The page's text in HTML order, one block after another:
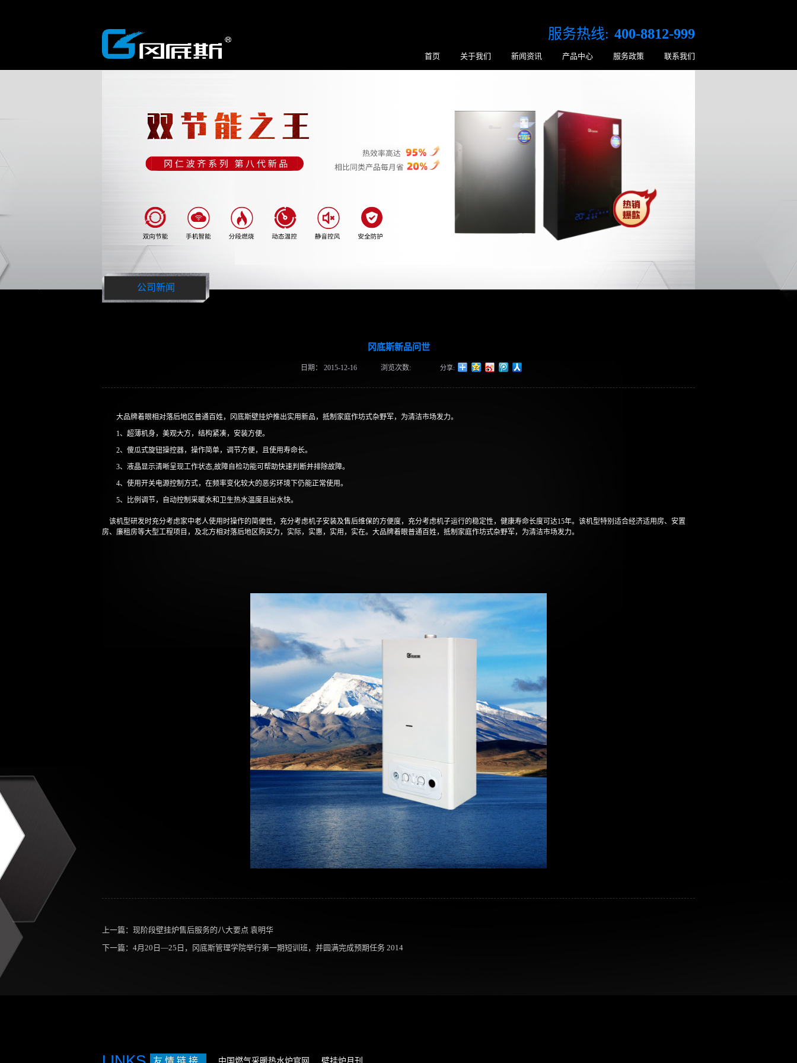
服务热线: 400-8812-999
首页 关于我们 新闻资讯 产品中心 服务政策 联系我们
公司新闻
冈底斯新品问世
日期： 2015-12-16 浏览次数:
大品牌着眼相对落后地区普通百姓，冈底斯壁挂炉推出实用新品，抵制家庭作坊式杂野军，为清洁市场发力。
1、超薄机身，美观大方，结构紧凑，安装方便。
2、傻瓜式旋钮操控器，操作简单，调节方便，且使用寿命长。
3、液晶显示清晰呈现工作状态,故障自检功能可帮助快速判断并排除故障。
4、使用开关电源控制方式，在频率变化较大的恶劣环境下仍能正常使用。
5、比例调节，自动控制采暖水和卫生热水温度且出水快。
该机型研发时充分考虑家中老人使用时操作的简便性，充分考虑机子安装及售后维保的方便度，充分考虑机子运行的稳定性，健康寿命长度可达15年。该机型特别适合经济适用房、安置
房、廉租房等大型工程项目，及北方相对落后地区购买力，实际，实惠，实用，实在。大品牌着眼普通百姓，抵制家庭作坊式杂野军，为清洁市场发力。
上一篇： 现阶段壁挂炉售后服务的八大要点 袁明华
下一篇： 4月20日—25日，冈底斯管理学院举行第一期短训班，并圆满完成预期任务 2014
友 情 链 接 中国燃气采暖热水炉官网 壁挂炉月刊